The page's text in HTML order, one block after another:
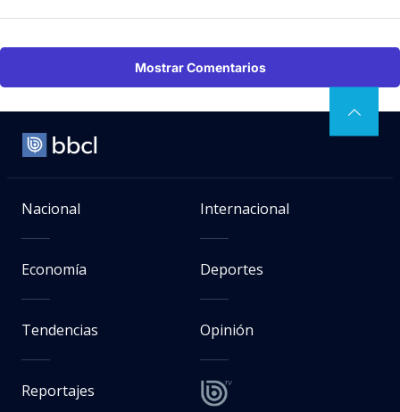
Mostrar Comentarios
Nacional Internacional
Economía Deportes
Tendencias Opinión
Reportajes